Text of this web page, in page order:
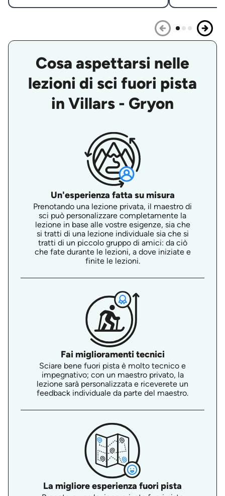
Cosa aspettarsi nelle
lezioni di sci fuori pista
in Villars - Gryon
Un'esperienza fatta su misura
Prenotando una lezione privata, il maestro di
sci può personalizzare completamente la
lezione in base alle vostre esigenze, sia che
si tratti di una lezione individuale sia che si
tratti di un piccolo gruppo di amici: da ciò
che fate durante le lezioni, a dove iniziate e
finite le lezioni.
Fai miglioramenti tecnici
Sciare bene fuori pista è molto tecnico e
impegnativo; con un maestro privato, la
lezione sarà personalizzata e riceverete un
feedback individuale da parte del maestro.
La migliore esperienza fuori pista